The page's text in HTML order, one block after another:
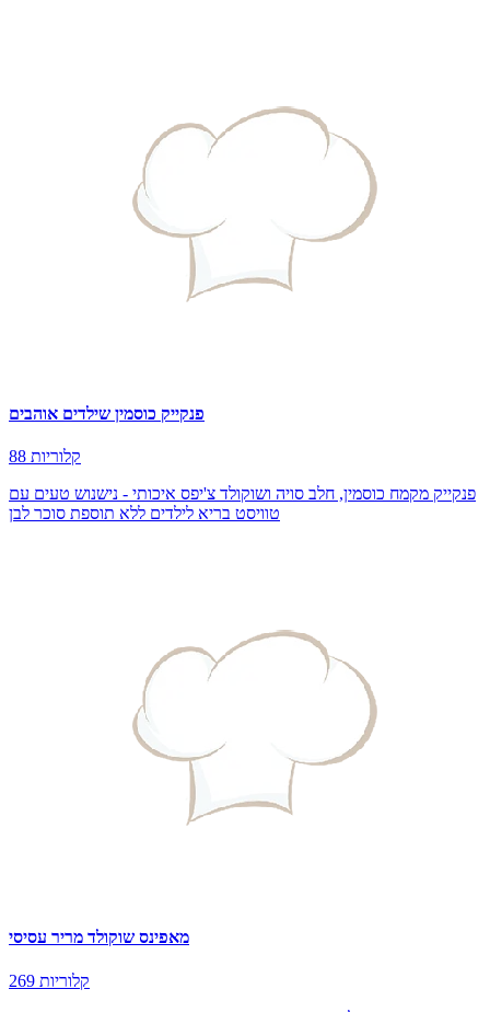
פנקייק כוסמין שילדים אוהבים
88 קלוריות
פנקייק מקמח כוסמין, חלב סויה ושוקולד צ'יפס איכותי - נישנוש טעים עם
טוויסט בריא לילדים ללא תוספת סוכר לבן
מאפינס שוקולד מריר עסיסי
269 קלוריות